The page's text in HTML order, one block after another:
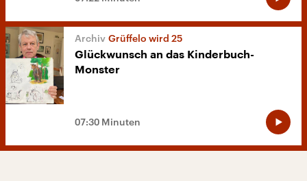
Grüffelo wird 25
Glückwunsch an das Kinderbuch-
Monster
07:30 Minuten